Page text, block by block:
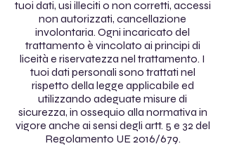
tuoi dati, usi illeciti o non corretti, accessi
non autorizzati, cancellazione
involontaria. Ogni incaricato del
trattamento è vincolato ai principi di
liceità e riservatezza nel trattamento. I
tuoi dati personali sono trattati nel
rispetto della legge applicabile ed
utilizzando adeguate misure di
sicurezza, in ossequio alla normativa in
vigore anche ai sensi degli artt. 5 e 32 del
Regolamento UE 2016/679.